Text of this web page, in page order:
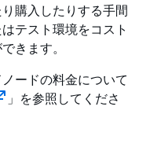
購入したりする手間
テスト環境をコスト
きます。
ードの料金について
」を参照してくださ